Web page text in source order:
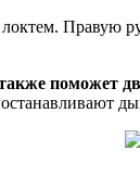
Правую
поможет